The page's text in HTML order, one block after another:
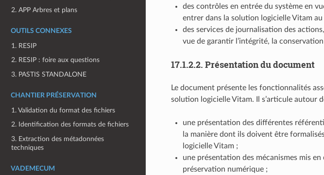
2. APP Arbres et plans
OUTILS CONNEXES
1. RESIP
2. RESIP : foire aux questions
3. PASTIS STANDALONE
CHANTIER PRÉSERVATION
1. Validation du format des fichiers
2. Identification des formats de fichiers
3. Extraction des métadonnées
techniques
VADEMECUM
des contrôles en entrée du système en
entrer dans la solution logicielle Vitam
des services de journalisation des
vue de garantir l’intégrité, la
17.1.2.2. Présentation du document
Le document présente les fonctionnalités
solution logicielle Vitam. Il s’articule autour
une présentation des différentes
la manière dont ils doivent être
logicielle Vitam ;
une présentation des mécanismes mis
préservation numérique ;